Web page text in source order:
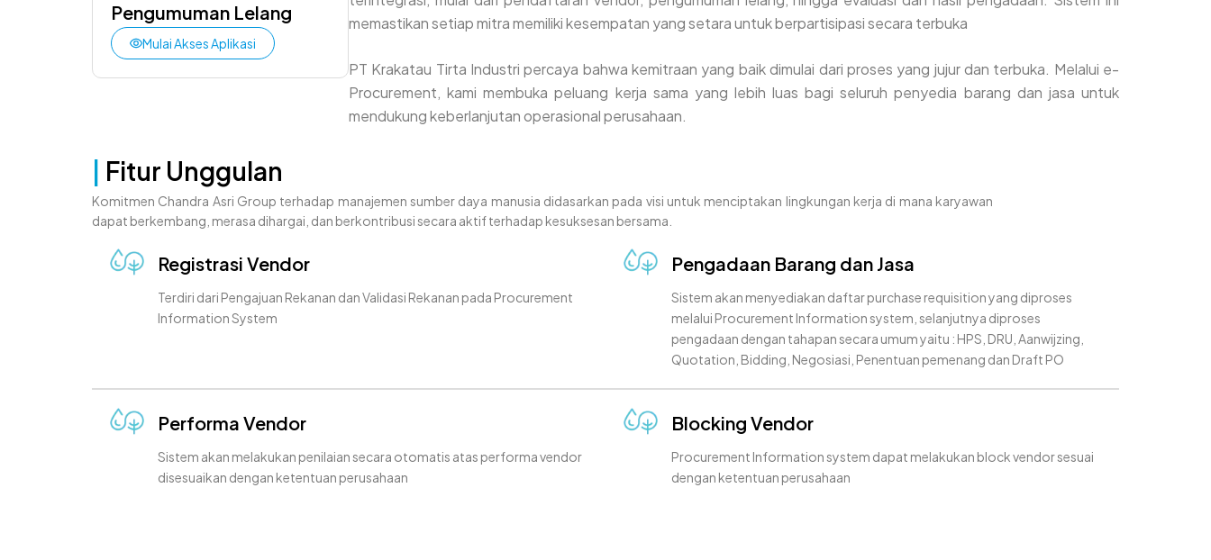
Pengumuman Lelang
Mulai Akses Aplikasi
memastikan setiap mitra memiliki kesempatan yang setara untuk berpartisipasi secara terbuka
PT Krakatau Tirta Industri percaya bahwa kemitraan yang baik dimulai dari proses yang jujur dan terbuka. Melalui e-
Procurement, kami membuka peluang kerja sama yang lebih luas bagi seluruh penyedia barang dan jasa untuk
mendukung keberlanjutan operasional perusahaan.
Fitur Unggulan
Komitmen Chandra Asri Group terhadap manajemen sumber daya manusia didasarkan pada visi untuk menciptakan lingkungan kerja di mana karyawan
dapat berkembang, merasa dihargai, dan berkontribusi secara aktif terhadap kesuksesan bersama.
Registrasi Vendor
Terdiri dari Pengajuan Rekanan dan Validasi Rekanan pada Procurement
Information System
Pengadaan Barang dan Jasa
Sistem akan menyediakan daftar purchase requisition yang diproses
melalui Procurement Information system, selanjutnya diproses
pengadaan dengan tahapan secara umum yaitu : HPS, DRU, Aanwijzing,
Quotation, Bidding, Negosiasi, Penentuan pemenang dan Draft PO
Performa Vendor
Sistem akan melakukan penilaian secara otomatis atas performa vendor
disesuaikan dengan ketentuan perusahaan
Blocking Vendor
Procurement Information system dapat melakukan block vendor sesuai
dengan ketentuan perusahaan